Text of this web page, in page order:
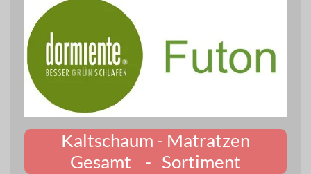
Kaltschaum - Matratzen
Gesamt - Sortiment